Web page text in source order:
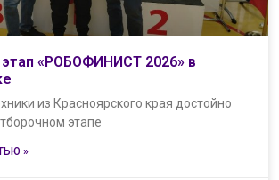
«РОБОФИНИСТ 2026» в
из Красноярского края достойно
этапе
»